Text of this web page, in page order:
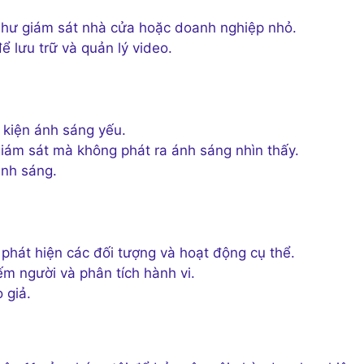
giám sát nhà cửa hoặc doanh nghiệp nhỏ.
lưu trữ và quản lý video.
ánh sáng yếu.
sát mà không phát ra ánh sáng nhìn thấy.
sáng.
hiện các đối tượng và hoạt động cụ thể.
người và phân tích hành vi.
giả.